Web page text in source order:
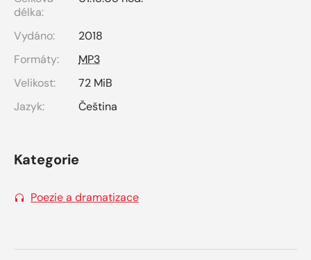
délka:
Vydáno:
2018
Formáty:
MP3
Velikost:
72 MiB
Jazyk:
Čeština
Kategorie
Poezie a dramatizace